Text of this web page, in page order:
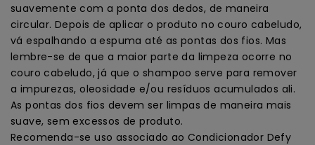
suavemente com a ponta dos dedos, de maneira
circular. Depois de aplicar o produto no couro cabeludo,
vá espalhando a espuma até as pontas dos fios. Mas
lembre-se de que a maior parte da limpeza ocorre no
couro cabeludo, já que o shampoo serve para remover
a impurezas, oleosidade e/ou resíduos acumulados ali.
As pontas dos fios devem ser limpas de maneira mais
suave, sem excessos de produto.
Recomenda-se uso associado ao Condicionador Defy